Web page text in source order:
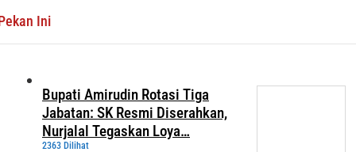
Ini
Bupati Amirudin Rotasi Tiga
Jabatan: SK Resmi Diserahkan,
Nurjalal Tegaskan Loya…
2363 Dilihat